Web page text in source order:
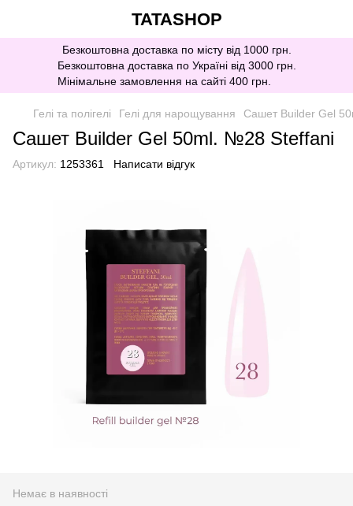
TATASHOP
Безкоштовна доставка по місту від 1000 грн.
Безкоштовна доставка по Україні від 3000 грн.
Мінімальне замовлення на сайті 400 грн.
Гелі та полігелі Гелі для нарощування Сашет Builder Gel
Сашет Builder Gel 50ml. №28 Steffani
Артикул: 1253361 Написати відгук
Немає в наявності